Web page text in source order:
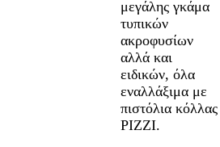
μεγάλης γκάμα
τυπικών
ακροφυσίων
αλλά και
ειδικών, όλα
εναλλάξιμα με
πιστόλια κόλλας
PIZZI.